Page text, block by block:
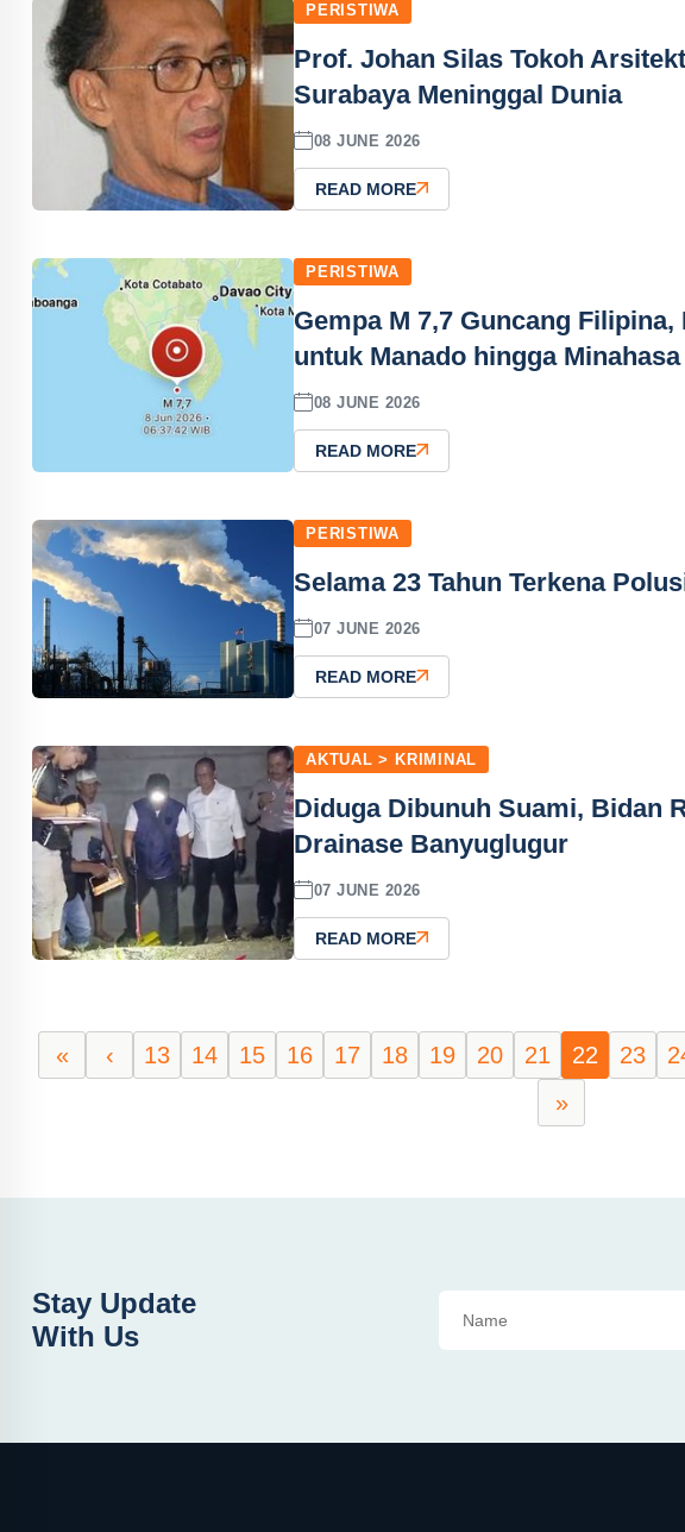
PERISTIWA
Prof. Johan Silas Tokoh
Surabaya Meninggal Dunia
08 JUNE 2026
READ MORE
PERISTIWA
Gempa M 7,7 Guncang
untuk Manado hingga Minahasa
08 JUNE 2026
READ MORE
PERISTIWA
Selama 23 Tahun Terkena
07 JUNE 2026
READ MORE
AKTUAL > KRIMINAL
Diduga Dibunuh Suami, Bidan
Drainase Banyuglugur
07 JUNE 2026
READ MORE
« ‹ 13 14 15 16 17 18 19 20 21 22 23
»
Stay Update
With Us